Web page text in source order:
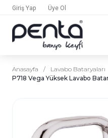
Giriş Yap Üye Ol
Anasayfa / Lavabo Bataryaları
P718 Vega Yüksek Lavabo